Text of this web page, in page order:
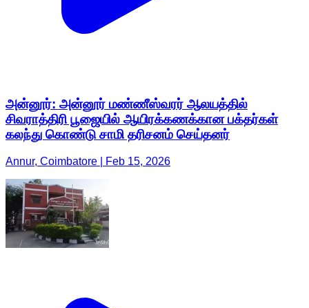
அன்னூர்: அன்னூர் மண்ணீஸ்வரர் ஆலயத்தில்
சிவராத்திரி பூஜையில் ஆயிரக்கணக்கான பக்தர்கள்
கலந்து கொண்டு சாமி தரிசனம் செய்தனர்
Annur, Coimbatore | Feb 15, 2026